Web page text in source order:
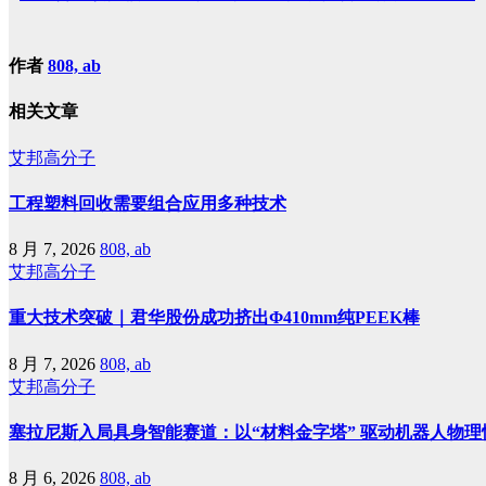
作者 808, ab
相关文章
艾邦高分子
工程塑料回收需要组合应用多种技术
8 月 7, 2026 808, ab
艾邦高分子
重大技术突破｜君华股份成功挤出Φ410mm纯PEEK棒
8 月 7, 2026 808, ab
艾邦高分子
塞拉尼斯入局具身智能赛道：以“材料金字塔” 驱动机器人物
8 月 6, 2026 808, ab